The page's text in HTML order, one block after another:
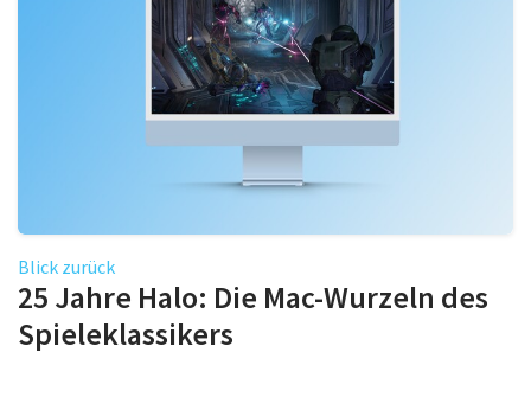
Blick zurück
25 Jahre Halo: Die Mac-Wurzeln des
Spieleklassikers